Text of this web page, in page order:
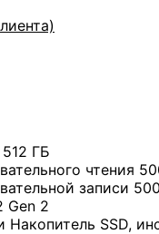
ГБ
чтения
записи
Gen 2
Накопитель SSD,